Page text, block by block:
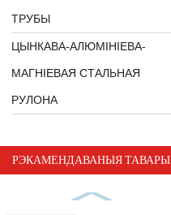
ТРУБЫ
ЦЫНКАВА-АЛЮМІНІЕВА-
МАГНІЕВАЯ СТАЛЬНАЯ
РУЛОНА
РЭКАМЕНДАВАНЫЯ ТАВАРЫ